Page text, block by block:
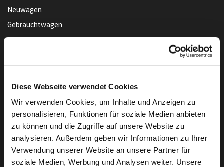
Diese Webseite verwendet Cookies
Wir verwenden Cookies, um Inhalte und Anzeigen zu
personalisieren, Funktionen für soziale Medien anbieten
zu können und die Zugriffe auf unsere Website zu
analysieren. Außerdem geben wir Informationen zu Ihrer
Verwendung unserer Website an unsere Partner für
soziale Medien, Werbung und Analysen weiter. Unsere
Neuwagen
Gebrauchtwagen
Audi Gebrauchtwagen :plus
Online-Terminbuchung
Für Geschäftskunden
Audi Business
BMW Geschäftskunden